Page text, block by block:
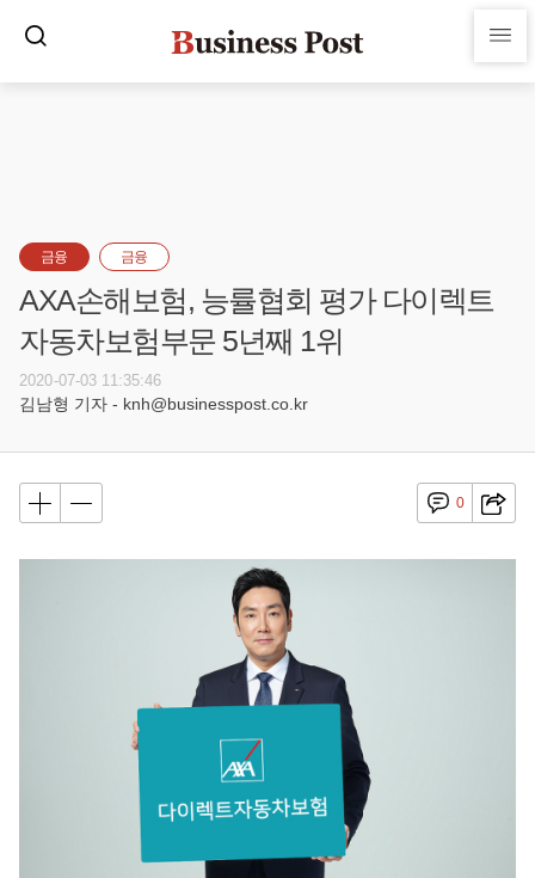
금융 금융
AXA손해보험, 능률협회 평가 다이렉트
자동차보험부문 5년째 1위
2020-07-03 11:35:46
김남형 기자 - knh@businesspost.co.kr
0